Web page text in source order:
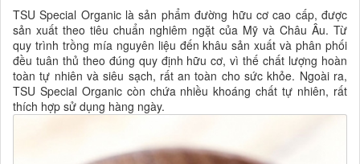
TSU Special Organic là sản phẩm đường hữu cơ cao cấp, được
sản xuất theo tiêu chuẩn nghiêm ngặt của Mỹ và Châu Âu. Từ
quy trình trồng mía nguyên liệu đến khâu sản xuất và phân phối
đều tuân thủ theo đúng quy định hữu cơ, vì thế chất lượng hoàn
toàn tự nhiên và siêu sạch, rất an toàn cho sức khỏe. Ngoài ra,
TSU Special Organic còn chứa nhiều khoáng chất tự nhiên, rất
thích hợp sử dụng hàng ngày.